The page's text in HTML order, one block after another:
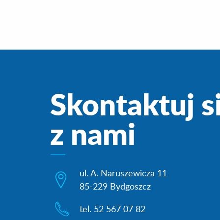
Skontaktuj
z nami
ul. A. Naruszewicza 11
85-229 Bydgoszcz
tel. 52 567 07 82